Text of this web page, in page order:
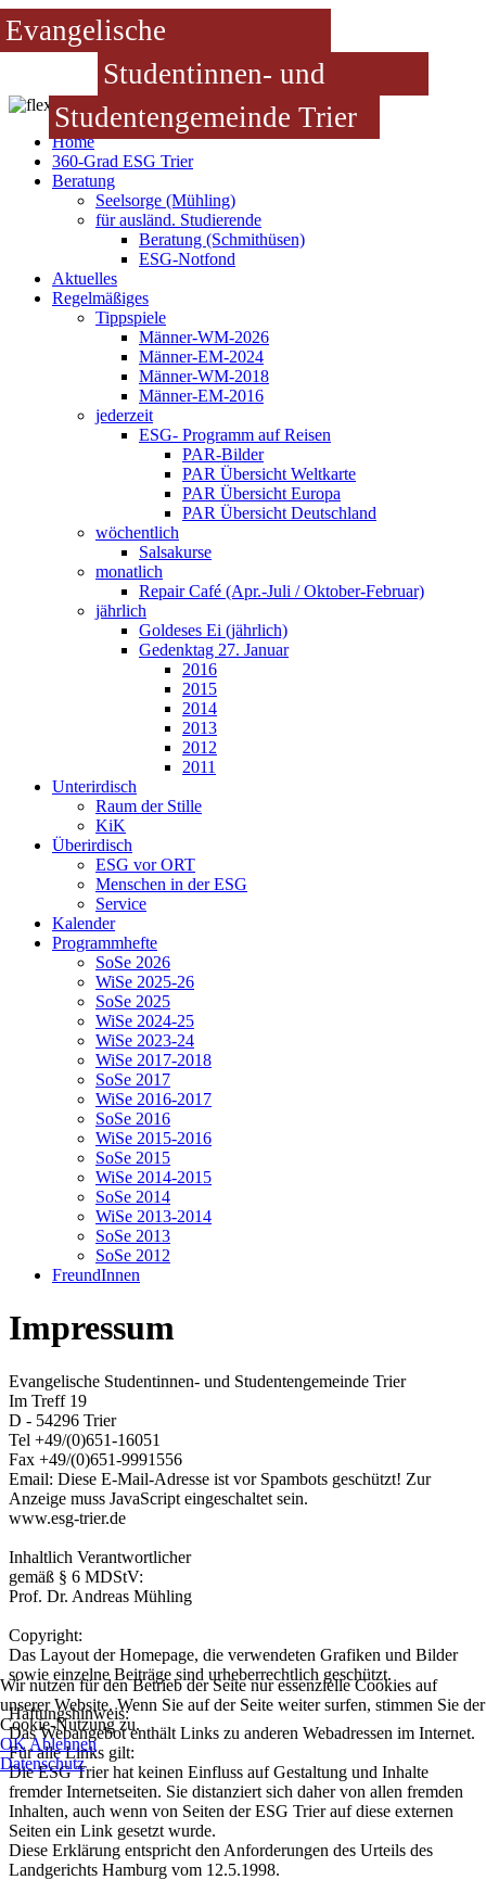
Evangelische
Studentinnen- und
Studentengemeinde Trier
Home
360-Grad ESG Trier
Beratung
Seelsorge (Mühling)
für ausländ. Studierende
Beratung (Schmithüsen)
ESG-Notfond
Aktuelles
Regelmäßiges
Tippspiele
Männer-WM-2026
Männer-EM-2024
Männer-WM-2018
Männer-EM-2016
jederzeit
ESG- Programm auf Reisen
PAR-Bilder
PAR Übersicht Weltkarte
PAR Übersicht Europa
PAR Übersicht Deutschland
wöchentlich
Salsakurse
monatlich
Repair Café (Apr.-Juli / Oktober-Februar)
jährlich
Goldeses Ei (jährlich)
Gedenktag 27. Januar
2016
2015
2014
2013
2012
2011
Unterirdisch
Raum der Stille
KiK
Überirdisch
ESG vor ORT
Menschen in der ESG
Service
Kalender
Programmhefte
SoSe 2026
WiSe 2025-26
SoSe 2025
WiSe 2024-25
WiSe 2023-24
WiSe 2017-2018
SoSe 2017
WiSe 2016-2017
SoSe 2016
WiSe 2015-2016
SoSe 2015
WiSe 2014-2015
SoSe 2014
WiSe 2013-2014
SoSe 2013
SoSe 2012
FreundInnen
Impressum
Evangelische Studentinnen- und Studentengemeinde Trier
Im Treff 19
D - 54296 Trier
Tel +49/(0)651-16051
Fax +49/(0)651-9991556
Email: Diese E-Mail-Adresse ist vor Spambots geschützt! Zur
Anzeige muss JavaScript eingeschaltet sein.
www.esg-trier.de
Inhaltlich Verantwortlicher
gemäß § 6 MDStV:
Prof. Dr. Andreas Mühling
Copyright:
Das Layout der Homepage, die verwendeten Grafiken und Bilder
sowie einzelne Beiträge sind urheberrechtlich geschützt.
Haftungshinweis:
Das Webangebot enthält Links zu anderen Webadressen im Internet.
Für alle Links gilt:
Die ESG Trier hat keinen Einfluss auf Gestaltung und Inhalte
fremder Internetseiten. Sie distanziert sich daher von allen fremden
Inhalten, auch wenn von Seiten der ESG Trier auf diese externen
Seiten ein Link gesetzt wurde.
Diese Erklärung entspricht den Anforderungen des Urteils des
Landgerichts Hamburg vom 12.5.1998.
Wir nutzen für den Betrieb der Seite nur essenzielle Cookies auf
unserer Website. Wenn Sie auf der Seite weiter surfen, stimmen Sie der
Cookie-Nutzung zu.
OKAblehnen
Datenschutz